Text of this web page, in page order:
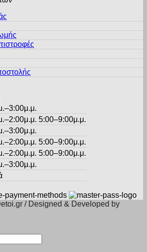
5:00–9:00μ.μ.
5:00–9:00μ.μ.
5:00–9:00μ.μ.
/ Designed & Developed by